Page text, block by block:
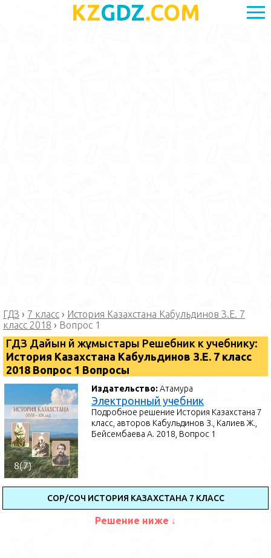
KZGDZ.COM
ГДЗ › 7 класс › История Казахстана Кабульдинов З.Е. 7
класс 2018 › Вопрос 1
ГДЗ Дайын үй жұмыстары Решебник к учебнику:
История Казахстана Кабульдинов З.Е. 7 класс
2018 Вопрос 1 Вопросы
Издательство:Атамура
Электронный учебник
Подробное решение История Казахстана 7
класс, авторов Кабульдинов З., Калиев Ж.,
Бейсембаева А. 2018, Вопрос 1
СОР/СОЧ ИСТОРИЯ КАЗАХСТАНА 7 КЛАСС
Решение ниже ↓